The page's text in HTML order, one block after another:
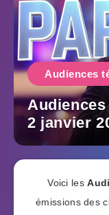
Audiences
2 janvier
Voici les
émissions des